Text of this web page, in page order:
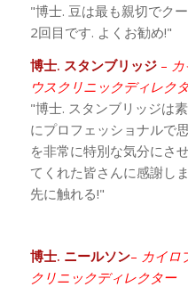
"博士. 豆は最も親切でク
2回目です. よくお勧め!"
博士. スタンブリッジ–
ウスクリニックディレク
"博士. スタンブリッジは
にプロフェッショナルで
を非常に特別な気分にさ
てくれた皆さんに感謝し
先に触れる!"
博士. ニールソン– カイロ
クリニックディレクター